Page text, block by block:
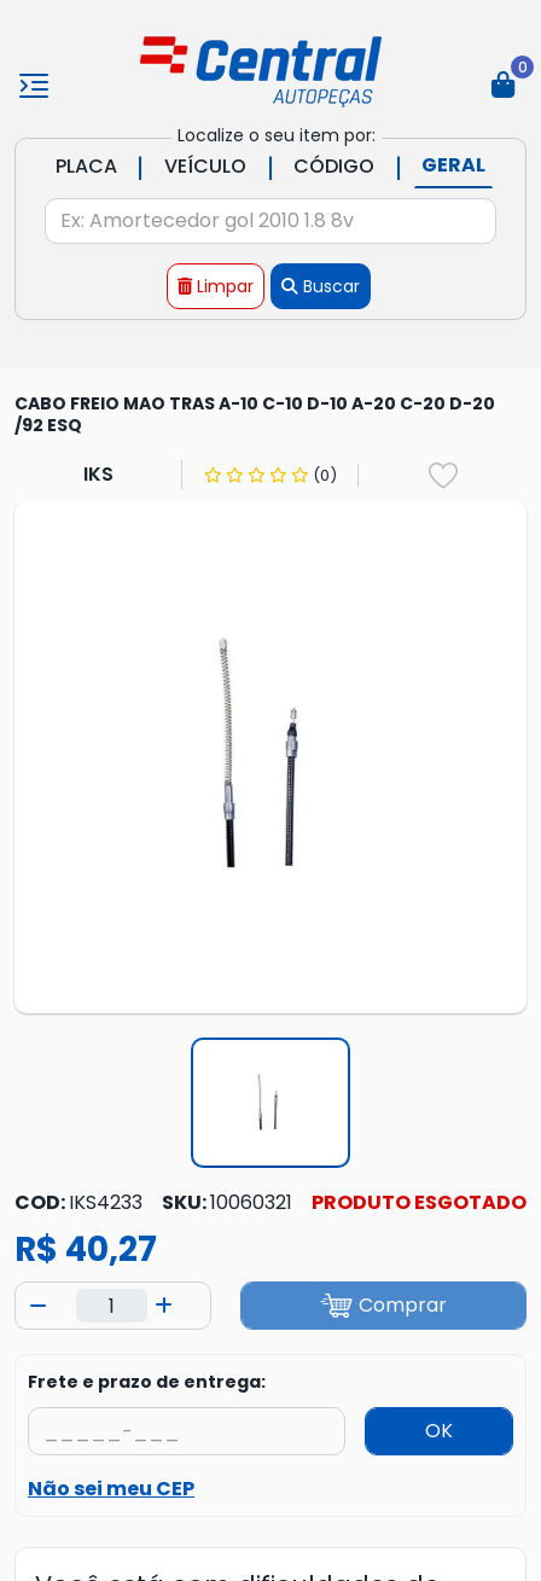
Localize o seu item por:
PLACA | VEÍCULO | CÓDIGO | GERAL
Limpar Buscar
0
CABO FREIO MAO TRAS A-10 C-10 D-10 A-20 C-20 D-20
/92 ESQ
IKS (0)
COD:IKS4233 SKU:10060321 PRODUTO ESGOTADO
R$ 40,27
Comprar
Frete e prazo de entrega:
OK
Não sei meu CEP